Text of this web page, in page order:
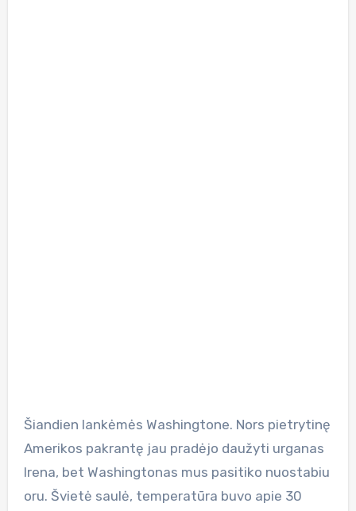
Šiandien lankėmės Washingtone. Nors pietrytinę
Amerikos pakrantę jau pradėjo daužyti urganas
Irena, bet Washingtonas mus pasitiko nuostabiu
oru. Švietė saulė, temperatūra buvo apie 30